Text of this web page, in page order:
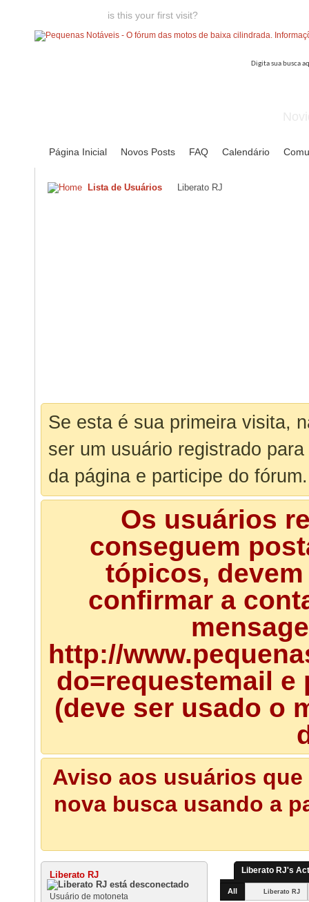
is this your first visit?
Página Inicial Novos Posts FAQ Calendário
Lista de Usuários Liberato RJ
Se esta é sua primeira visita,
ser um usuário registrado
da página e participe do fórum.
Os usuários
conseguem
tópicos,
confirmar a
http://
do=requestemail
(deve ser usado o
Aviso aos usuários
nova busca usando a
Liberato RJ
Usuário de motoneta
Liberato RJ's
All Liberato RJ